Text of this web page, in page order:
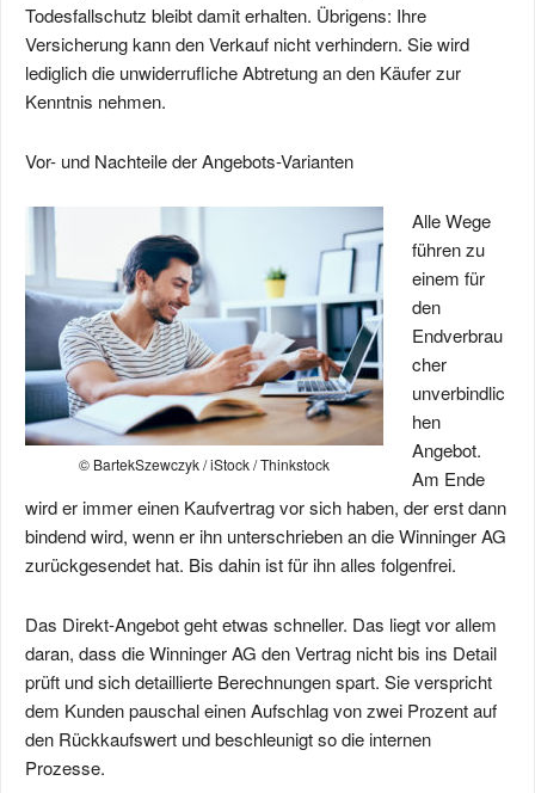
Todesfallschutz bleibt damit erhalten. Übrigens: Ihre
Versicherung kann den Verkauf nicht verhindern. Sie wird
lediglich die unwiderrufliche Abtretung an den Käufer zur
Kenntnis nehmen.
Vor- und Nachteile der Angebots-Varianten
© BartekSzewczyk / iStock / Thinkstock
Alle Wege
führen zu
einem für
den
Endverbrau
cher
unverbindlic
hen
Angebot.
Am Ende
wird er immer einen Kaufvertrag vor sich haben, der erst dann
bindend wird, wenn er ihn unterschrieben an die Winninger AG
zurückgesendet hat. Bis dahin ist für ihn alles folgenfrei.
Das Direkt-Angebot geht etwas schneller. Das liegt vor allem
daran, dass die Winninger AG den Vertrag nicht bis ins Detail
prüft und sich detaillierte Berechnungen spart. Sie verspricht
dem Kunden pauschal einen Aufschlag von zwei Prozent auf
den Rückkaufswert und beschleunigt so die internen
Prozesse.